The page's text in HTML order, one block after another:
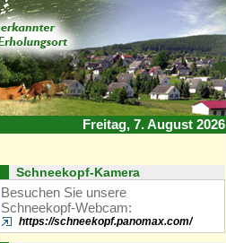
Freitag, 7. August 2026
Schneekopf-Kamera
Besuchen Sie unsere
Schneekopf-Webcam:
https://schneekopf.panomax.com/